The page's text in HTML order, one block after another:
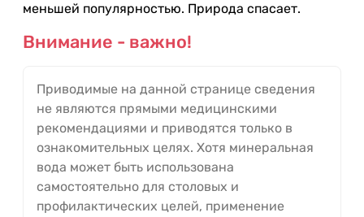
меньшей популярностью. Природа спасает.
Внимание - важно!
Приводимые на данной странице сведения
не являются прямыми медицинскими
рекомендациями и приводятся только в
ознакомительных целях. Хотя минеральная
вода может быть использована
самостоятельно для столовых и
профилактических целей, применение